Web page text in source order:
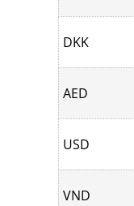
DKK
AED
USD
VND